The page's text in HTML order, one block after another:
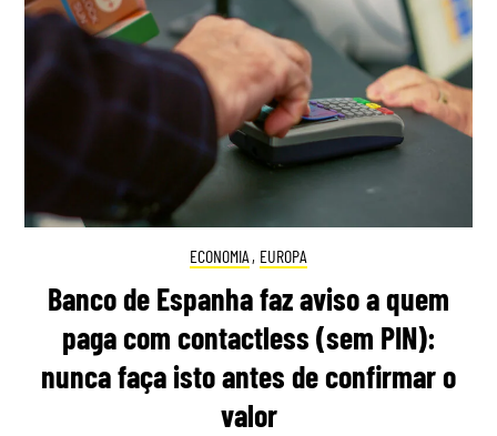
ECONOMIA , EUROPA
Banco de Espanha faz aviso a quem
paga com contactless (sem PIN):
nunca faça isto antes de confirmar o
valor